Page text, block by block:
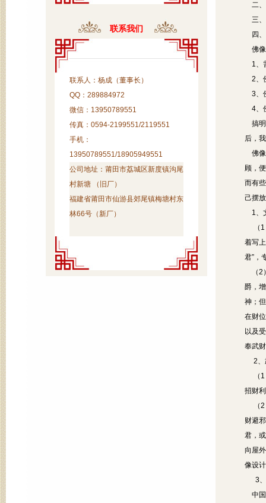
联系我们
联系人：杨成（董事长）
QQ：289884972
微信：13950789551
传真：0594-2199551/2119551
手机：
13950789551/18905949551
公司地址： 莆田市荔城区新度镇沟尾
村新塘 （旧厂）
福建省莆田市仙游县郊尾镇梅塘村东
林66号（新厂）
二、
三、
四、
佛像
1、
2、
3、
4、
搞明
后，
佛像
顾，
而有
己摆
1、
（1
着写
君”，
（2
爵，
神；
在财
以及
奉武
2、
（1
招财
（2
财避
君，
向屋
像设
3、
中国